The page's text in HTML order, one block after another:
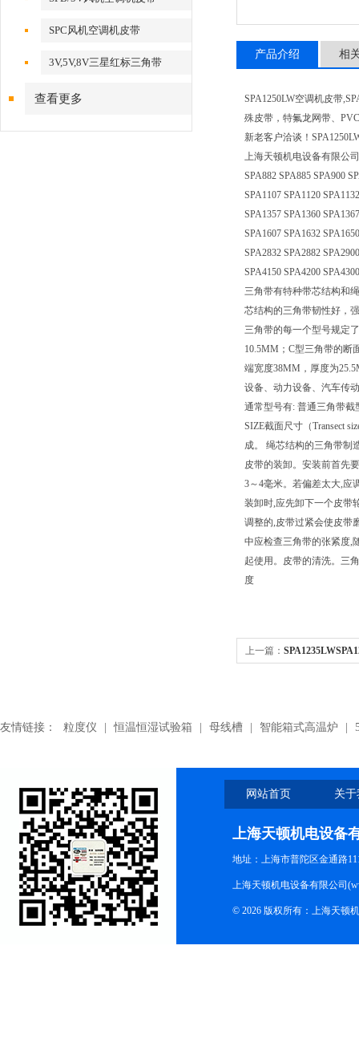
SPC风机空调机皮带
3V,5V,8V三星红标三角带
查看更多
产品介绍 相
SPA1250LW空调机皮带
殊皮带，特氟龙网带、
新老客户洽谈！
上海天顿机电设备有限公司
SPA882 SPA885 SPA900
SPA1107 SPA1120
SPA1357 SPA1360
SPA1607 SPA1632
SPA2832 SPA2882
SPA4150 SPA4200
三角带有特种带芯结构和
芯结构的三角带韧性好，
三角带的每一个型号规定
10.5MM；C型三角带的断
端宽度38MM，厚度为
设备、动力设备、汽车传
通常型号有: 普通三角带截
SIZE截面尺寸（Transect
成。 绳芯结构的三角带制
皮带的装卸。安装前首先
3～4毫米。若偏差太大,应
装卸时,应先卸下一个皮带
调整的,皮带过紧会使皮带
中应检查三角带的张紧度,
起使用。皮带的清洗。三
度
上一篇：
友情链接： 粒度仪 恒温恒湿试验箱 母线槽 智能箱式高温炉
网站首页 关
上海天顿机电设备
地址：上海市普陀区金通路
上海天顿机电设备有限公司
© 2026 版权所有：上海天顿